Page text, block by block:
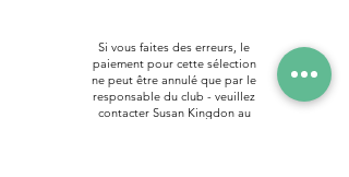
Si vous faites des erreurs, le
paiement pour cette sélection
ne peut être annulé que par le
responsable du club - veuillez
contacter Susan Kingdon au